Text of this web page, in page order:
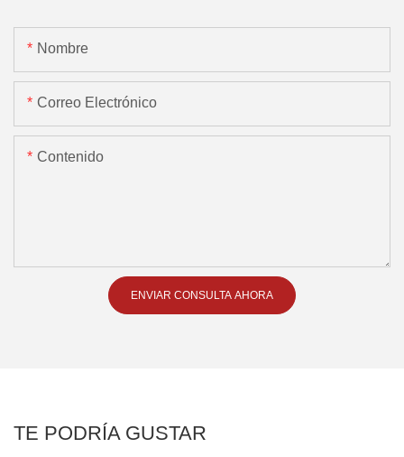
Nombre
Correo Electrónico
Contenido
ENVIAR CONSULTA AHORA
TE PODRÍA GUSTAR